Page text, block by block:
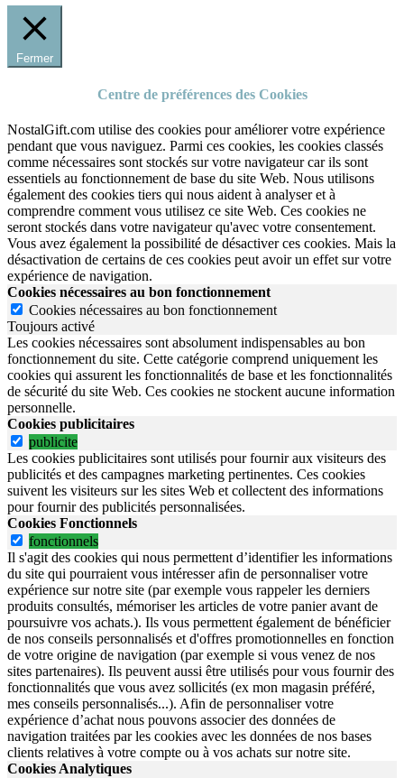
Fermer
Centre de préférences des Cookies
NostalGift.com utilise des cookies pour améliorer votre expérience
pendant que vous naviguez. Parmi ces cookies, les cookies classés
comme nécessaires sont stockés sur votre navigateur car ils sont
essentiels au fonctionnement de base du site Web. Nous utilisons
également des cookies tiers qui nous aident à analyser et à
comprendre comment vous utilisez ce site Web. Ces cookies ne
seront stockés dans votre navigateur qu'avec votre consentement.
Vous avez également la possibilité de désactiver ces cookies. Mais la
désactivation de certains de ces cookies peut avoir un effet sur votre
expérience de navigation.
Cookies nécessaires au bon fonctionnement
Cookies nécessaires au bon fonctionnement
Toujours activé
Les cookies nécessaires sont absolument indispensables au bon
fonctionnement du site. Cette catégorie comprend uniquement les
cookies qui assurent les fonctionnalités de base et les fonctionnalités
de sécurité du site Web. Ces cookies ne stockent aucune information
personnelle.
Cookies publicitaires
publicite
Les cookies publicitaires sont utilisés pour fournir aux visiteurs des
publicités et des campagnes marketing pertinentes. Ces cookies
suivent les visiteurs sur les sites Web et collectent des informations
pour fournir des publicités personnalisées.
Cookies Fonctionnels
fonctionnels
Il s'agit des cookies qui nous permettent d’identifier les informations
du site qui pourraient vous intéresser afin de personnaliser votre
expérience sur notre site (par exemple vous rappeler les derniers
produits consultés, mémoriser les articles de votre panier avant de
poursuivre vos achats.). Ils vous permettent également de bénéficier
de nos conseils personnalisés et d'offres promotionnelles en fonction
de votre origine de navigation (par exemple si vous venez de nos
sites partenaires). Ils peuvent aussi être utilisés pour vous fournir des
fonctionnalités que vous avez sollicités (ex mon magasin préféré,
mes conseils personnalisés...). Afin de personnaliser votre
expérience d’achat nous pouvons associer des données de
navigation traitées par les cookies avec les données de nos bases
clients relatives à votre compte ou à vos achats sur notre site.
Cookies Analytiques